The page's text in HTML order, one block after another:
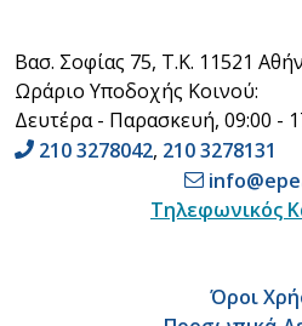
Βασ. Σοφίας 75, Τ.Κ. 11521
Ωράριο Υποδοχής Κοινού:
Δευτέρα - Παρασκευή, 09:00 -
210 3278042, 210 3278131
Τηλεφωνικός
Όροι